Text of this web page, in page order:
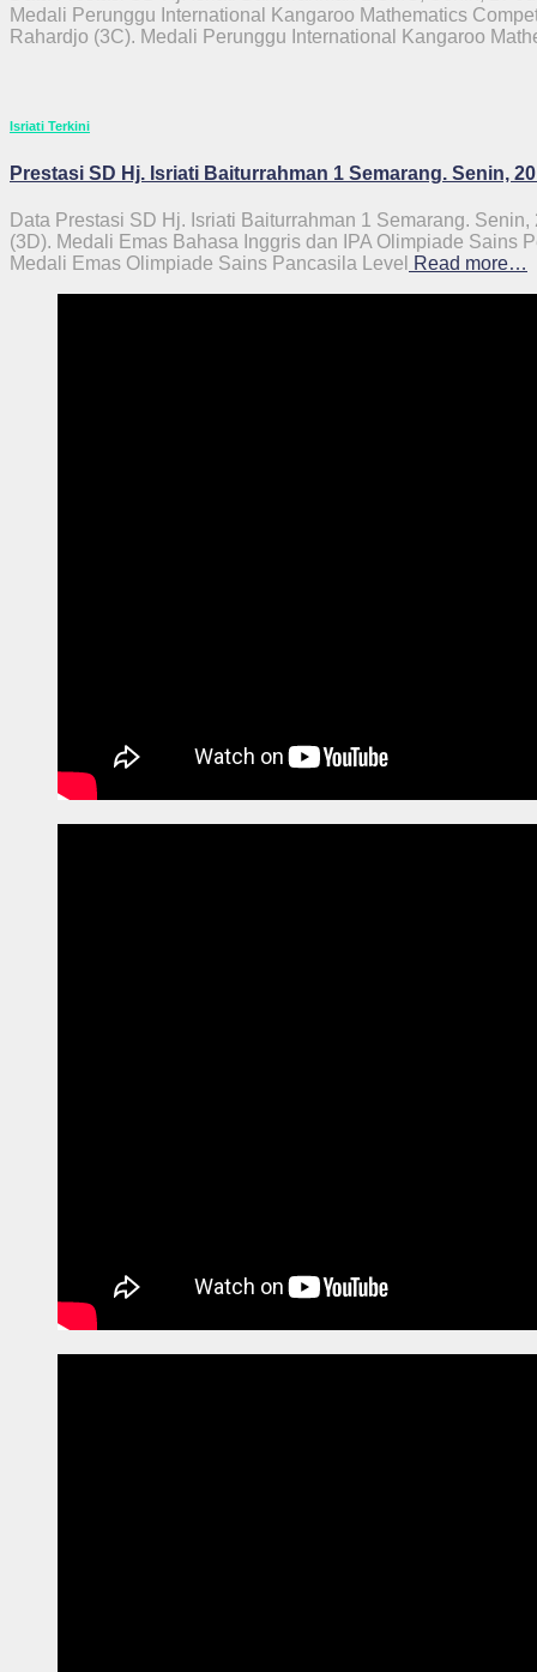
Medali Perunggu International Kangaroo Mathematics
Rahardjo (3C). Medali Perunggu International Kangaroo
Isriati Terkini
Prestasi SD Hj. Isriati Baiturrahman 1 Semarang. Senin,
Data Prestasi SD Hj. Isriati Baiturrahman 1 Semarang.
(3D). Medali Emas Bahasa Inggris dan IPA Olimpiade Sains
Medali Emas Olimpiade Sains Pancasila Level
Read more…